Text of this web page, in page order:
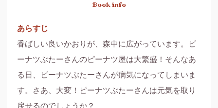
Book info
あらすじ
香ばしい良いかおりが、森中に広がっています。ピ
ーナツぶたーさんのピーナツ屋は大繁盛！そんなあ
る日、ピーナツぶたーさんが病気になってしまいま
す。さあ、大変！ピーナツぶたーさんは元気を取り
戻せるのでしょうか？